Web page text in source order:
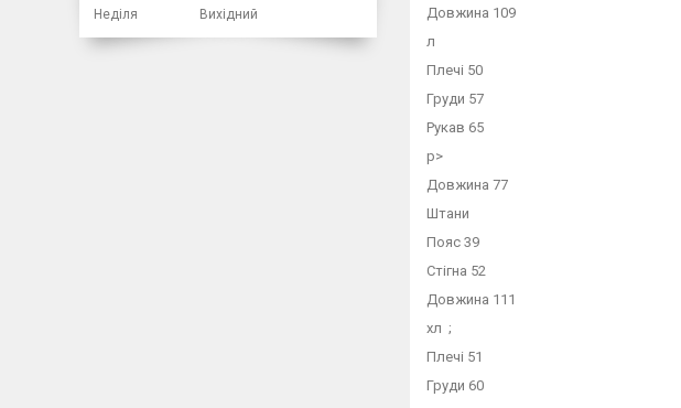
Довжина 109
л
Плечі 50
Груди 57
Рукав 65
p>
Довжина 77
Штани
Пояс 39
Стігна 52
Довжина 111
хл ;
Плечі 51
Груди 60
Неділя
Вихідний